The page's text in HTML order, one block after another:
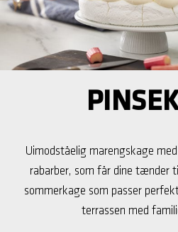
Uimodståelig marengskage
rabarber, som får dine tænder
sommerkage som passer
terrassen med